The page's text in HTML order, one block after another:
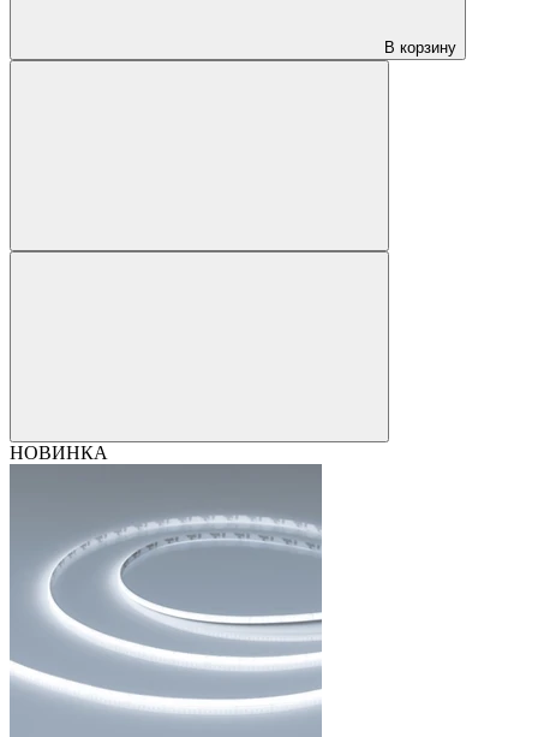
В корзину
НОВИНКА